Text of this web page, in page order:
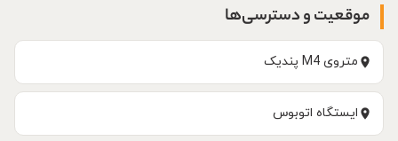
موقعیت و دسترسی‌ها
متروی M4 پندیک
ایستگاه اتوبوس